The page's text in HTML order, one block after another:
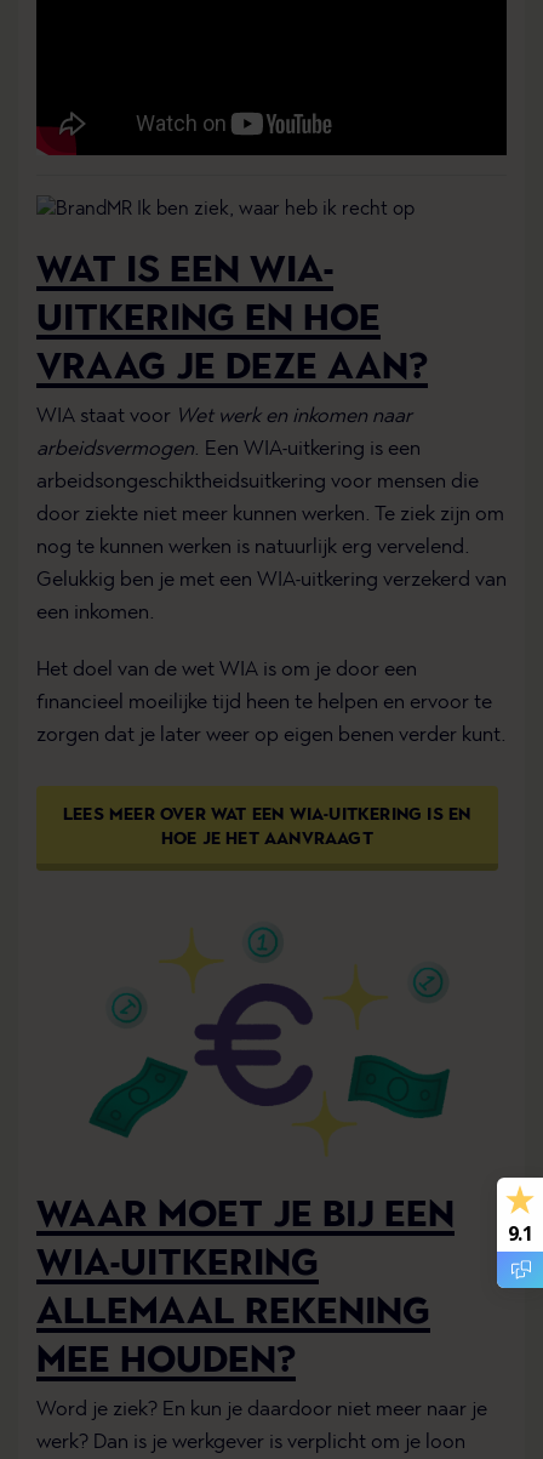
WAT IS EEN WIA-
UITKERING EN HOE
VRAAG JE DEZE AAN?
WIA staat voor Wet werk en inkomen naar
arbeidsvermogen. Een WIA-uitkering is een
arbeidsongeschiktheidsuitkering voor mensen die
door ziekte niet meer kunnen werken. Te ziek zijn om
nog te kunnen werken is natuurlijk erg vervelend.
Gelukkig ben je met een WIA-uitkering verzekerd van
een inkomen.
Het doel van de wet WIA is om je door een
financieel moeilijke tijd heen te helpen en ervoor te
zorgen dat je later weer op eigen benen verder kunt.
LEES MEER OVER WAT EEN WIA-UITKERING IS EN
HOE JE HET AANVRAAGT
WAAR MOET JE BIJ EEN
WIA-UITKERING
ALLEMAAL REKENING
MEE HOUDEN?
Word je ziek? En kun je daardoor niet meer naar je
werk? Dan is je werkgever is verplicht om je loon
9.1